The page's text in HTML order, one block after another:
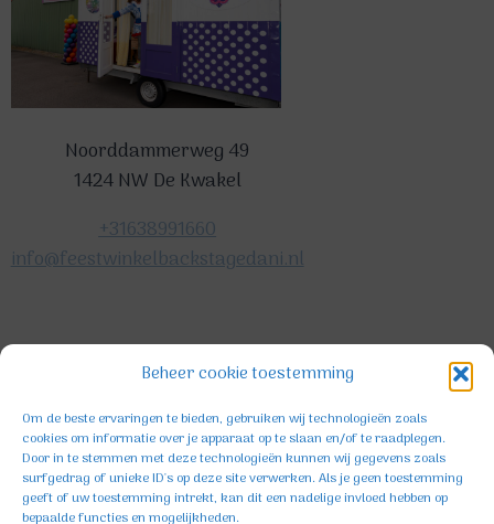
Beheer cookie toestemming
Om de beste ervaringen te bieden, gebruiken wij technologieën zoals
cookies om informatie over je apparaat op te slaan en/of te raadplegen.
Door in te stemmen met deze technologieën kunnen wij gegevens zoals
surfgedrag of unieke ID's op deze site verwerken. Als je geen toestemming
geeft of uw toestemming intrekt, kan dit een nadelige invloed hebben op
bepaalde functies en mogelijkheden.
Noorddammerweg 49
1424 NW De Kwakel
+31638991660
info@feestwinkelbackstagedani.nl
©2025 TeDa-design